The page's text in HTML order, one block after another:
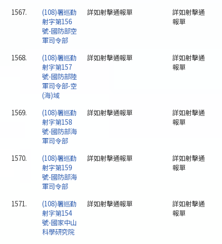
1567.
(108)署巡勤
射字第156
號-國防部空
軍司令部
詳如射擊通報單
詳如射擊通
報單
1568.
(108)署巡勤
射字第157
號-國防部陸
軍司令部-空
(海)域
詳如射擊通報單
詳如射擊通
報單
1569.
(108)署巡勤
射字第158
號-國防部海
軍司令部
詳如射擊通報單
詳如射擊通
報單
1570.
(108)署巡勤
射字第159
號-國防部海
軍司令部
詳如射擊通報單
詳如射擊通
報單
1571.
(108)署巡勤
射字第154
號-國家中山
科學研究院
詳如射擊通報單
詳如射擊通
報單